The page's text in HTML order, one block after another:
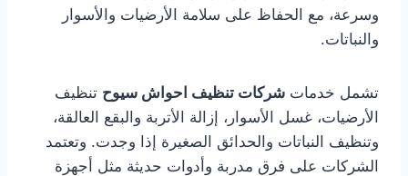
وسرعة، مع الحفاظ على سلامة الأرضيات والأسوار
والنباتات.
تشمل خدمات شركات تنظيف احواش سيوح تنظيف
الأرضيات، غسل الأسوار، إزالة الأتربة والبقع العالقة،
وتنظيف النباتات والحدائق الصغيرة إذا وجدت. وتعتمد
الشركات على فرق مدربة وأدوات حديثة مثل أجهزة